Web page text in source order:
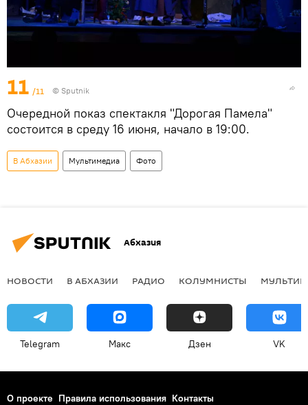
11 /11 © Sputnik
Очередной показ спектакля "Дорогая Памела"
состоится в среду 16 июня, начало в 19:00.
В Абхазии Мультимедиа Фото
Абхазия
НОВОСТИ В АБХАЗИИ РАДИО КОЛУМНИСТЫ
Telegram Макс Дзен VK
О проекте Правила использования Контакты